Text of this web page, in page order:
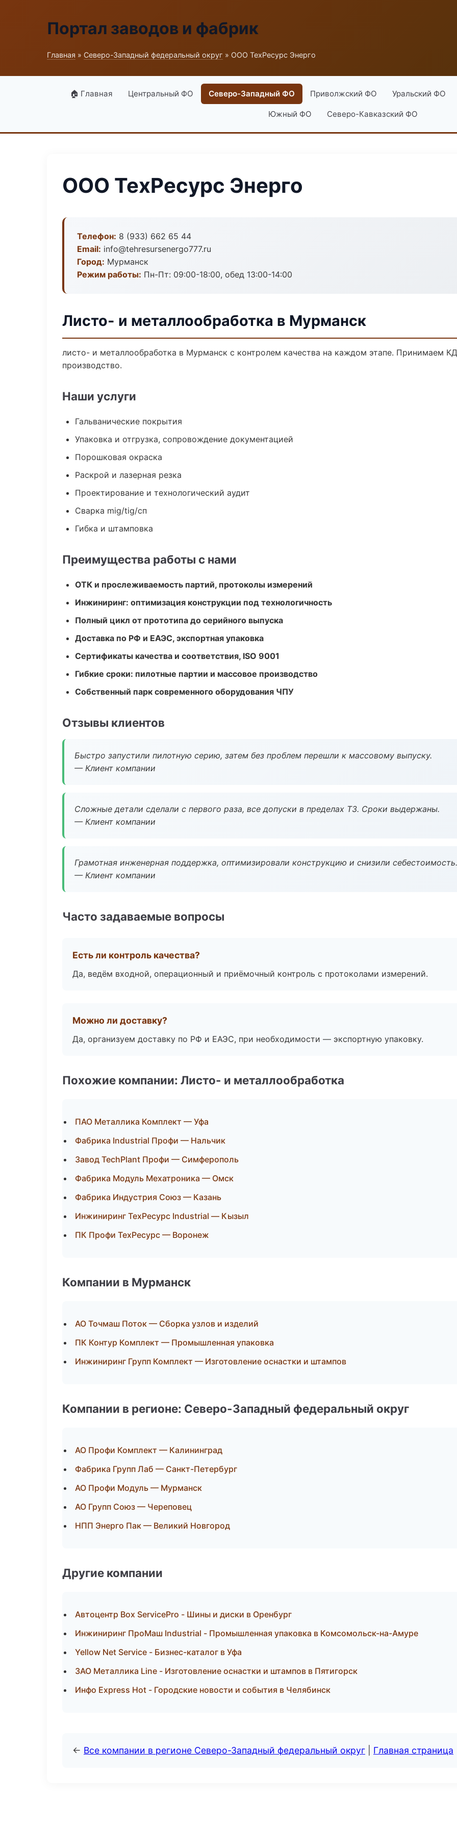
Портал заводов и фабрик
Главная » Северо-Западный федеральный округ » ООО ТехРесурс Энерго
🏠 Главная Центральный ФО Северо-Западный ФО Приволжский ФО Уральский ФО
Южный ФО Северо-Кавказский ФО
ООО ТехРесурс Энерго
Телефон: 8 (933) 662 65 44
Email: info@tehresursenergo777.ru
Город: Мурманск
Режим работы: Пн-Пт: 09:00-18:00, обед 13:00-14:00
Листо- и металлообработка в Мурманск
листо- и металлообработка в Мурманск с контролем качества на каждом этапе. Принимаем
производство.
Наши услуги
Гальванические покрытия
Упаковка и отгрузка, сопровождение документацией
Порошковая окраска
Раскрой и лазерная резка
Проектирование и технологический аудит
Сварка mig/tig/сп
Гибка и штамповка
Преимущества работы с нами
ОТК и прослеживаемость партий, протоколы измерений
Инжиниринг: оптимизация конструкции под технологичность
Полный цикл от прототипа до серийного выпуска
Доставка по РФ и ЕАЭС, экспортная упаковка
Сертификаты качества и соответствия, ISO 9001
Гибкие сроки: пилотные партии и массовое производство
Собственный парк современного оборудования ЧПУ
Отзывы клиентов
Быстро запустили пилотную серию, затем без проблем перешли к массовому выпуску.
— Клиент компании
Сложные детали сделали с первого раза, все допуски в пределах ТЗ. Сроки выдержаны.
— Клиент компании
Грамотная инженерная поддержка, оптимизировали конструкцию и снизили себестоимость.
— Клиент компании
Часто задаваемые вопросы
Есть ли контроль качества?
Да, ведём входной, операционный и приёмочный контроль с протоколами измерений.
Можно ли доставку?
Да, организуем доставку по РФ и ЕАЭС, при необходимости — экспортную упаковку.
Похожие компании: Листо- и металлообработка
ПАО Металлика Комплект — Уфа
Фабрика Industrial Профи — Нальчик
Завод TechPlant Профи — Симферополь
Фабрика Модуль Мехатроника — Омск
Фабрика Индустрия Союз — Казань
Инжиниринг ТехРесурс Industrial — Кызыл
ПК Профи ТехРесурс — Воронеж
Компании в Мурманск
АО Точмаш Поток — Сборка узлов и изделий
ПК Контур Комплект — Промышленная упаковка
Инжиниринг Групп Комплект — Изготовление оснастки и штампов
Компании в регионе: Северо-Западный федеральный округ
АО Профи Комплект — Калининград
Фабрика Групп Лаб — Санкт-Петербург
АО Профи Модуль — Мурманск
АО Групп Союз — Череповец
НПП Энерго Пак — Великий Новгород
Другие компании
Автоцентр Box ServicePro - Шины и диски в Оренбург
Инжиниринг ПроМаш Industrial - Промышленная упаковка в Комсомольск-на-Амуре
Yellow Net Service - Бизнес-каталог в Уфа
ЗАО Металлика Line - Изготовление оснастки и штампов в Пятигорск
Инфо Express Hot - Городские новости и события в Челябинск
← Все компании в регионе Северо-Западный федеральный округ Главная страница